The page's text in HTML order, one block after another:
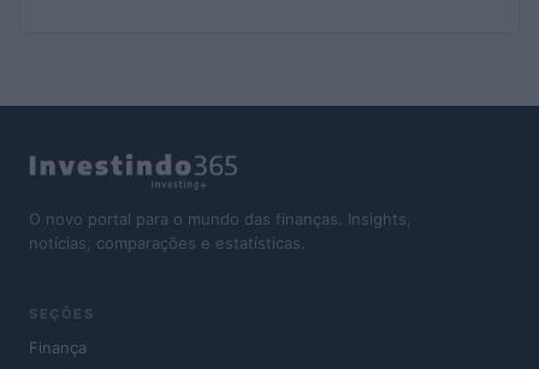
O novo portal para o mundo das finanças. Insights,
notícias, comparações e estatísticas.
SEÇÕES
Finança